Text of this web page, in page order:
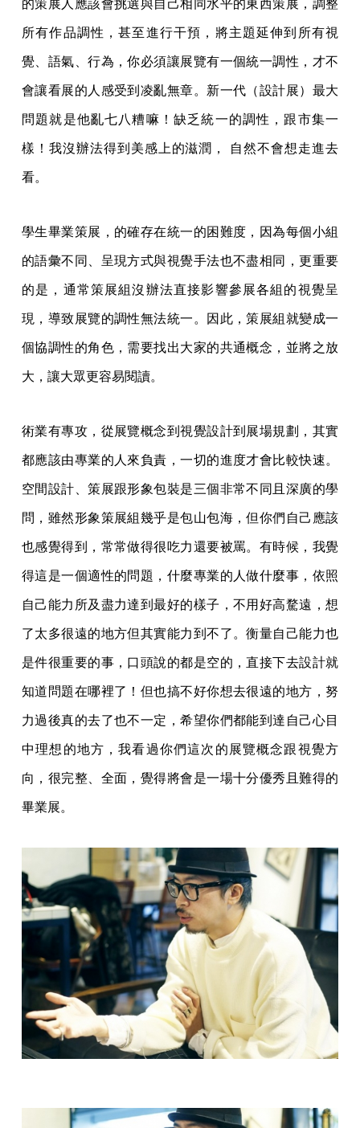
的策展人應該會挑選與自己相同水平的東西策展，調整
所有作品調性，甚至進行干預，將主題延伸到所有視
覺、語氣、行為，你必須讓展覽有一個統一調性，才不
會讓看展的人感受到凌亂無章。新一代（設計展）最大
問題就是他亂七八糟嘛！缺乏統一的調性，跟市集一
樣！我沒辦法得到美感上的滋潤， 自然不會想走進去
看。
學生畢業策展，的確存在統一的困難度，因為每個小組
的語彙不同、呈現方式與視覺手法也不盡相同，更重要
的是，通常策展組沒辦法直接影響參展各組的視覺呈
現，導致展覽的調性無法統一。因此，策展組就變成一
個協調性的角色，需要找出大家的共通概念，並將之放
大，讓大眾更容易閱讀。
術業有專攻，從展覽概念到視覺設計到展場規劃，其實
都應該由專業的人來負責，一切的進度才會比較快速。
空間設計、策展跟形象包裝是三個非常不同且深廣的學
問，雖然形象策展組幾乎是包山包海，但你們自己應該
也感覺得到，常常做得很吃力還要被罵。有時候，我覺
得這是一個適性的問題，什麼專業的人做什麼事，依照
自己能力所及盡力達到最好的樣子，不用好高騖遠，想
了太多很遠的地方但其實能力到不了。衡量自己能力也
是件很重要的事，口頭說的都是空的，直接下去設計就
知道問題在哪裡了！但也搞不好你想去很遠的地方，努
力過後真的去了也不一定，希望你們都能到達自己心目
中理想的地方，我看過你們這次的展覽概念跟視覺方
向，很完整、全面，覺得將會是一場十分優秀且難得的
畢業展。